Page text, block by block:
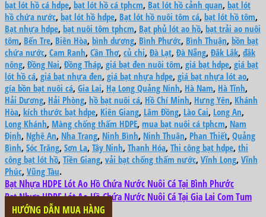
bạt lót hồ cá hdpe, bạt lót hồ cá tphcm, Bạt lót hồ cảnh quan, bạt lót
hồ chứa nước, bạt lót hồ hdpe, Bạt lót hồ nuôi tôm cá, bạt lót hồ tôm,
Bạt nhựa hdpe, bạt nuôi tôm tphcm, Bạt phủ lót ao hồ, bạt trải ao nuôi
tôm, Bến Tre, Biên Hòa, bình dương, Bình Phước, Bình Thuận, bồn bạt
chứa nước, Cam Ranh, Cần Thơ, củ chi, Đà Lạt, Đà Nẵng, Đắk Lắk, đắk
nông, Đồng Nai, Đồng Tháp, giá bạt đen nuôi tôm, giá bạt hdpe, giá bạt
lót hồ cá, giá bạt nhựa đen, giá bạt nhựa hdpe, giá bạt nhựa lót ao,
gía bồn bạt nuôi cá, Gia Lai, Hạ Long Quảng Ninh, Hà Nam, Hà Tĩnh,
Hải Dương, Hải Phòng, hồ bạt nuôi cá, Hồ Chí Minh, Hưng Yên, Khánh
Hòa, kích thước bạt hdpe, Kiên Giang, Lâm Đồng, Lào Cai, Long An,
Long Khánh, Màng chống thấm HDPE, mua bạt nuôi cá tphcm, Nam
Định, Nghệ An, Nha Trang, Ninh Bình, Ninh Thuận, Phan Thiết, Quảng
Bình, Sóc Trăng, Sơn La, Tây Ninh, Thanh Hóa, Thi công bạt hdpe, thi
công bạt lót hồ, Tiền Giang, vải bạt chống thấm nước, Vĩnh Long, Vĩnh
Phúc, Vũng Tàu.
Bạt Nhựa HDPE Lót Ao Hồ Chứa Nước Nuôi Cá Tại Bình Phước
Bạt Nhựa HDPE Lót Ao Hồ Chứa Nước Nuôi Cá Tại Gia Lai Com Tum
HƯỚNG DẪN MUA HÀNG